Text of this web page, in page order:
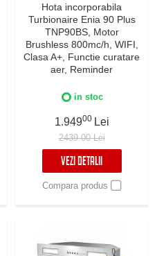
Hota incorporabila
Turbionaire Enia 90 Plus
TNP90BS, Motor
Brushless 800mc/h, WIFI,
Clasa A+, Functie curatare
aer, Reminder
Control tactil pe panoul
verticala/orizontala, Finisaj
inox
in stoc
1.94900 Lei
2439.00 Lei
VEZI DETALII
Compara produs